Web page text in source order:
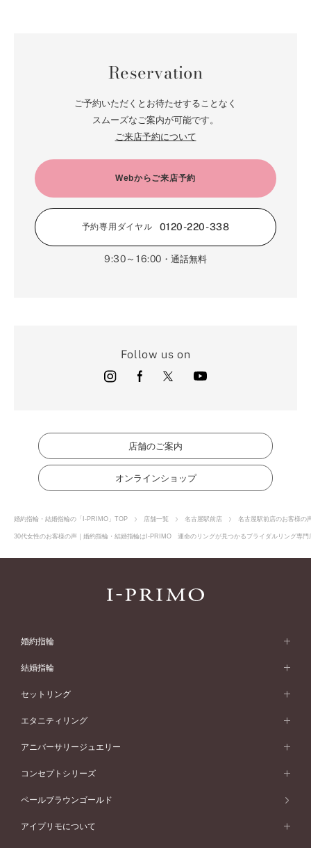
Reservation
ご予約いただくとお待たせすることなく
スムーズなご案内が可能です。
ご来店予約について
Webからご来店予約
予約専用ダイヤル 0120-220-338
9:30～16:00 ・通話無料
Follow us on
店舗のご案内
オンラインショップ
婚約指輪・結婚指輪の「I-PRIMO」TOP 店舗一覧 名古屋駅前店 名古屋駅前店のお客様の
30代女性のお客様の声｜婚約指輪・結婚指輪はI-PRIMO 運命のリングが見つかるブライダルリング専
婚約指輪
婚約指輪 (エンゲージリング)
婚約指輪一覧
ピンクゴールド
ペールブラウンゴールド
ウェーブライン
V字ライン
ワンサイドメレ
ダブルサイドメレ
シンプル
フェミニン
50万円台～
結婚指輪
結婚指輪 (マリッジリング)
結婚指輪一覧
ピンクゴールド
ペールブラウンゴールド
ウェーブライン
V字ライン
ワンメレ
シンプル
セットリング
セットリング
セットリング一覧
ピンクゴールド
エタニティリング
エタニティリング
エタニティリング一覧
アニバーサリージュエリー
アニバーサリージュエリー
アニバーサリージュエリー一覧
コンセプトシリーズ
コンセプトシリーズ
オリジンビリーフ
ペールブラウンゴールド
アイプリモについて